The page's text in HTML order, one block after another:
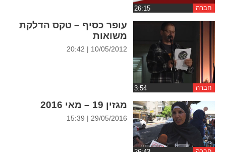
חברה
חברה
עופר כסיף – טקס הדלקת
משואות
10/05/2012 | 20:42
מגזין 19 – מאי 2016
29/05/2016 | 15:39